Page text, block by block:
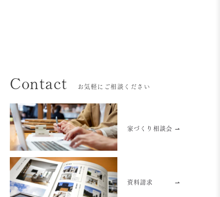
Contact お気軽にご相談ください
家づくり相談会 ⇀
資料請求 ⇀